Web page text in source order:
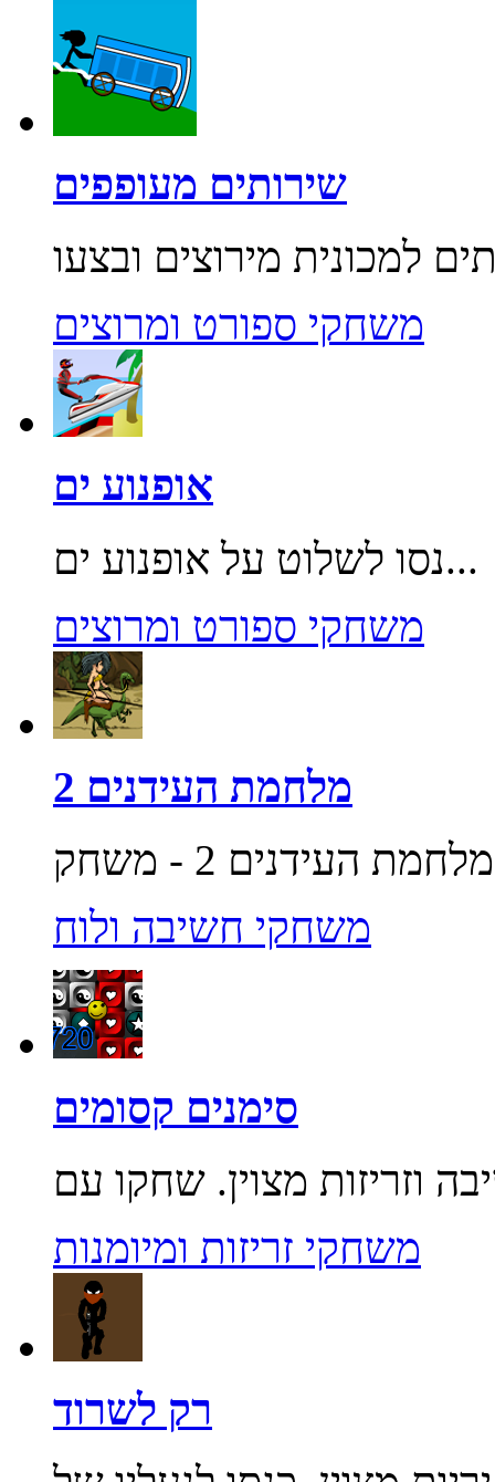
שירותים מעופפים
משחקי ספורט ומרוצים
אופנוע ים
נסו לשלוט על אופנוע ים...
משחקי ספורט ומרוצים
מלחמת העידנים 2
משחקי חשיבה ולוח
סימנים קסומים
משחקי זריזות ומיומנות
רק לשרוד